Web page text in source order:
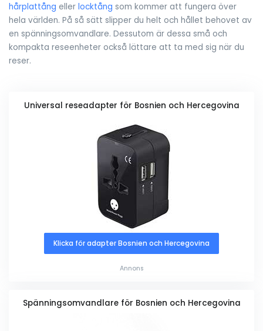
hårplattång eller locktång som kommer att fungera över
hela världen. På så sätt slipper du helt och hållet behovet av
en spänningsomvandlare. Dessutom är dessa små och
kompakta reseenheter också lättare att ta med sig när du
reser.
Universal reseadapter för Bosnien och Hercegovina
Klicka för adapter Bosnien och Hercegovina
Annons
Spänningsomvandlare för Bosnien och Hercegovina